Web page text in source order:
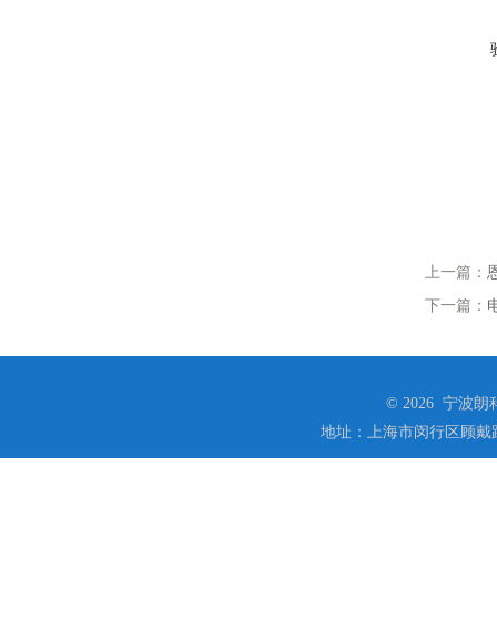
上一篇：
下一篇：
© 2026 宁波朗
地址：上海市闵行区顾